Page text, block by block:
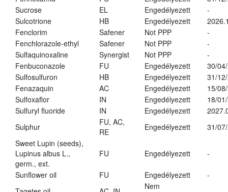
Sucrose
EL Engedélyezett
-
Sulcotrione
HB Engedélyezett
Fenclorim
Safener Not PPP
-
Fenchlorazole-ethyl
Safener Not PPP
-
Sulfaquinoxaline
Synergist Not PPP
-
Fenbuconazole
FU Engedélyezett
30/
Sulfosulfuron
HB Engedélyezett
31/
Fenazaquin
AC Engedélyezett
15/
Sulfoxaflor
IN Engedélyezett
18/
Sulfuryl fluoride
IN Engedélyezett
Sulphur
FU, AC,
RE
Engedélyezett
31/
Sweet Lupin (seeds),
Lupinus albus L.,
germ., ext.
FU Engedélyezett -
Sunflower oil FU Engedélyezett
-
Nem